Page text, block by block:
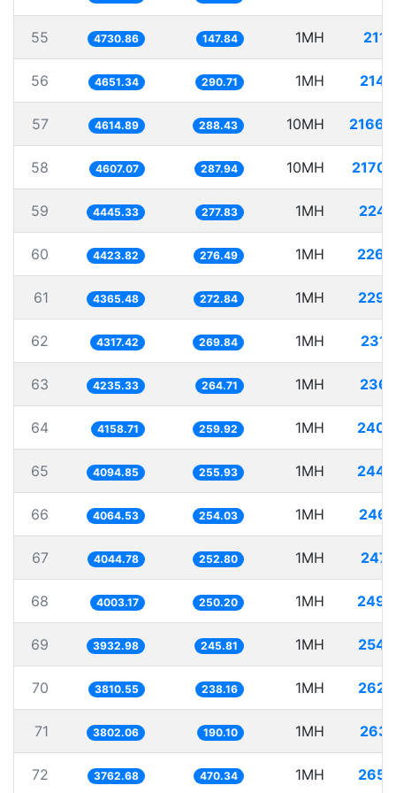
55 4730.86 147.84 1MH
56 4651.34 290.71 1MH
57 4614.89 288.43 10MH
58 4607.07 287.94 10MH
59 4445.33 277.83 1MH
60 4423.82 276.49 1MH
61 4365.48 272.84 1MH
62 4317.42 269.84 1MH
63 4235.33 264.71 1MH
64 4158.71 259.92 1MH
65 4094.85 255.93 1MH
66 4064.53 254.03 1MH
67 4044.78 252.80 1MH
68 4003.17 250.20 1MH
69 3932.98 245.81 1MH
70 3810.55 238.16 1MH
71 3802.06 190.10 1MH
72 3762.68 470.34 1MH